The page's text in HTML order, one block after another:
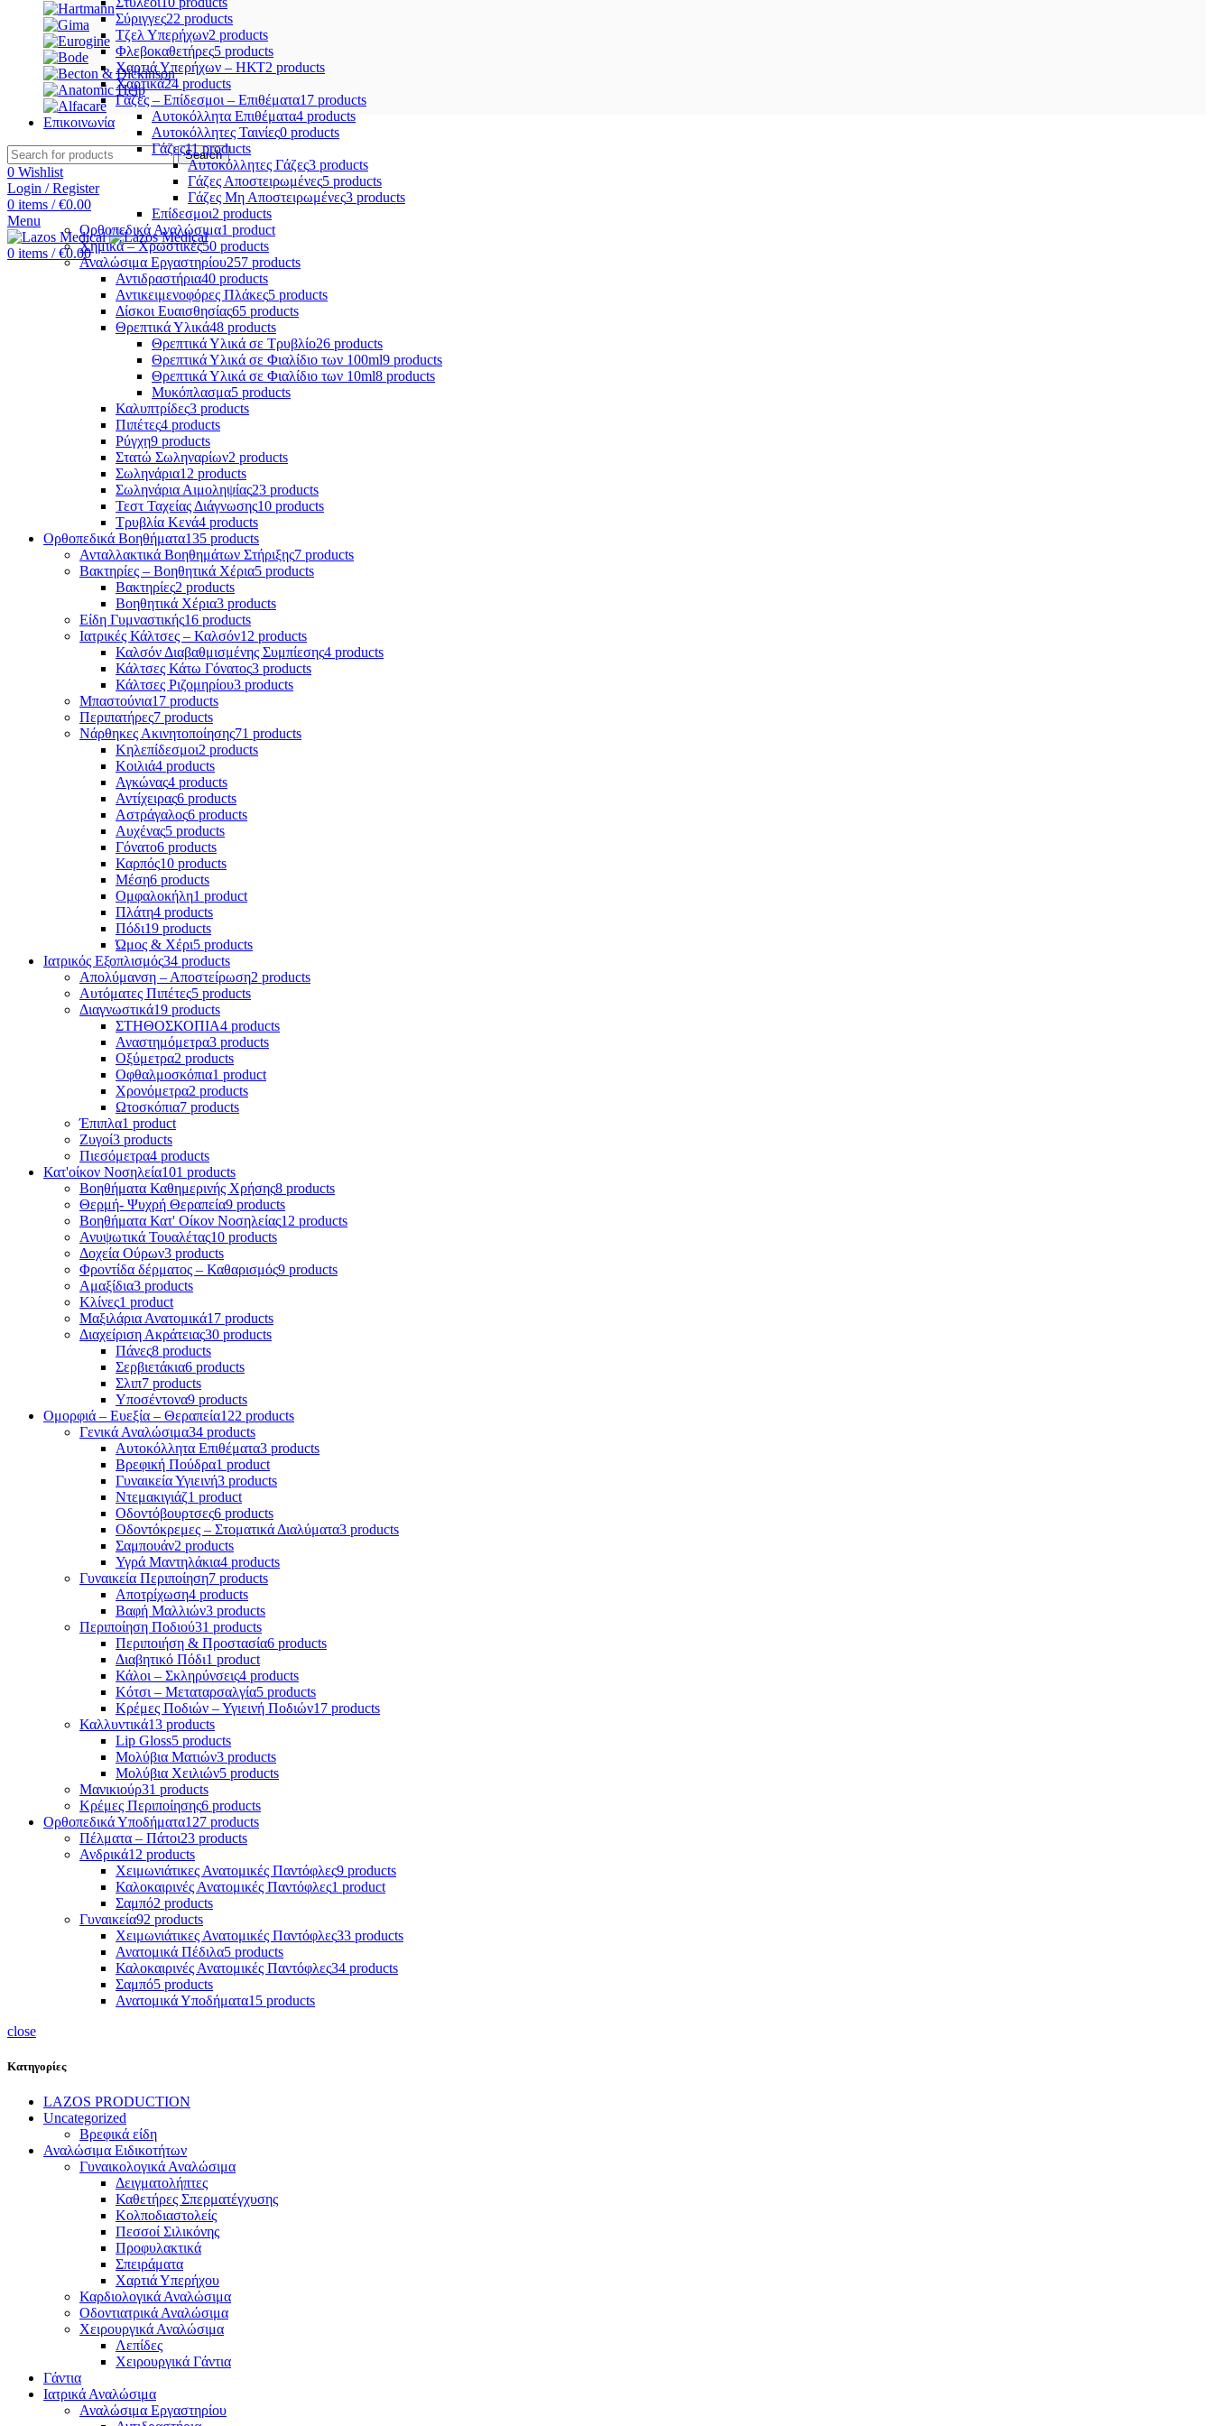
Επικοινωνία
Search
0 Wishlist
Login / Register
0 items / €0.00
Menu
0 items / €0.00
Σύριγγες22 products
Τζελ Υπερήχων2 products
Φλεβοκαθετήρες5 products
Χαρτιά Υπερήχων – ΗΚΤ2 products
Χαρτικά24 products
Γάζες – Επίδεσμοι – Επιθέματα17 products
Αυτοκόλλητα Επιθέματα4 products
Αυτοκόλλητες Ταινίες0 products
Γάζες11 products
Αυτοκόλλητες Γάζες3 products
Γάζες Αποστειρωμένες5 products
Γάζες Μη Αποστειρωμένες3 products
Επίδεσμοι2 products
Ορθοπεδικά Αναλώσιμα1 product
Χημικά – Χρωστικές50 products
Αναλώσιμα Εργαστηρίου257 products
Αντιδραστήρια40 products
Αντικειμενοφόρες Πλάκες5 products
Δίσκοι Ευαισθησίας65 products
Θρεπτικά Υλικά48 products
Θρεπτικά Υλικά σε Τρυβλίο26 products
Θρεπτικά Υλικά σε Φιαλίδιο των 100ml9 products
Θρεπτικά Υλικά σε Φιαλίδιο των 10ml8 products
Μυκόπλασμα5 products
Καλυπτρίδες3 products
Πιπέτες4 products
Ρύγχη9 products
Στατώ Σωληναρίων2 products
Σωληνάρια12 products
Σωληνάρια Αιμοληψίας23 products
Τεστ Ταχείας Διάγνωσης10 products
Τρυβλία Κενά4 products
Ορθοπεδικά Βοηθήματα135 products
Ανταλλακτικά Βοηθημάτων Στήριξης7 products
Βακτηρίες – Βοηθητικά Χέρια5 products
Βακτηρίες2 products
Βοηθητικά Χέρια3 products
Είδη Γυμναστικής16 products
Ιατρικές Κάλτσες – Καλσόν12 products
Καλσόν Διαβαθμισμένης Συμπίεσης4 products
Κάλτσες Κάτω Γόνατος3 products
Κάλτσες Ριζομηρίου3 products
Μπαστούνια17 products
Περιπατήρες7 products
Νάρθηκες Ακινητοποίησης71 products
Κηλεπίδεσμοι2 products
Κοιλιά4 products
Αγκώνας4 products
Αντίχειρας6 products
Αστράγαλος6 products
Αυχένας5 products
Γόνατο6 products
Καρπός10 products
Μέση6 products
Ομφαλοκήλη1 product
Πλάτη4 products
Πόδι19 products
Ώμος & Χέρι5 products
Ιατρικός Εξοπλισμός34 products
Απολύμανση – Αποστείρωση2 products
Αυτόματες Πιπέτες5 products
Διαγνωστικά19 products
ΣΤΗΘΟΣΚΟΠΙΑ4 products
Αναστημόμετρα3 products
Οξύμετρα2 products
Οφθαλμοσκόπια1 product
Χρονόμετρα2 products
Ωτοσκόπια7 products
Έπιπλα1 product
Ζυγοί3 products
Πιεσόμετρα4 products
Κατ'οίκον Νοσηλεία101 products
Βοηθήματα Καθημερινής Χρήσης8 products
Θερμή- Ψυχρή Θεραπεία9 products
Βοηθήματα Κατ' Οίκον Νοσηλείας12 products
Ανυψωτικά Τουαλέτας10 products
Δοχεία Ούρων3 products
Φροντίδα δέρματος – Καθαρισμός9 products
Αμαξίδια3 products
Κλίνες1 product
Μαξιλάρια Ανατομικά17 products
Διαχείριση Ακράτειας30 products
Πάνες8 products
Σερβιετάκια6 products
Σλιπ7 products
Υποσέντονα9 products
Ομορφιά – Ευεξία – Θεραπεία122 products
Γενικά Αναλώσιμα34 products
Αυτοκόλλητα Επιθέματα3 products
Βρεφική Πούδρα1 product
Γυναικεία Υγιεινή3 products
Ντεμακιγιάζ1 product
Οδοντόβουρτσες6 products
Οδοντόκρεμες – Στοματικά Διαλύματα3 products
Σαμπουάν2 products
Υγρά Μαντηλάκια4 products
Γυναικεία Περιποίηση7 products
Αποτρίχωση4 products
Βαφή Μαλλιών3 products
Περιποίηση Ποδιού31 products
Περιποιήση & Προστασία6 products
Διαβητικό Πόδι1 product
Κάλοι – Σκληρύνσεις4 products
Κότσι – Μεταταρσαλγία5 products
Κρέμες Ποδιών – Υγιεινή Ποδιών17 products
Καλλυντικά13 products
Lip Gloss5 products
Μολύβια Ματιών3 products
Μολύβια Χειλιών5 products
Μανικιούρ31 products
Κρέμες Περιποίησης6 products
Ορθοπεδικά Υποδήματα127 products
Πέλματα – Πάτοι23 products
Ανδρικά12 products
Χειμωνιάτικες Ανατομικές Παντόφλες9 products
Καλοκαιρινές Ανατομικές Παντόφλες1 product
Σαμπό2 products
Γυναικεία92 products
Χειμωνιάτικες Ανατομικές Παντόφλες33 products
Ανατομικά Πέδιλα5 products
Καλοκαιρινές Ανατομικές Παντόφλες34 products
Σαμπό5 products
Ανατομικά Υποδήματα15 products
close
Κατηγορίες
LAZOS PRODUCTION
Uncategorized
Βρεφικά είδη
Αναλώσιμα Ειδικοτήτων
Γυναικολογικά Αναλώσιμα
Δειγματολήπτες
Καθετήρες Σπερματέγχυσης
Κολποδιαστολείς
Πεσσοί Σιλικόνης
Προφυλακτικά
Σπειράματα
Χαρτιά Υπερήχου
Καρδιολογικά Αναλώσιμα
Οδοντιατρικά Αναλώσιμα
Χειρουργικά Αναλώσιμα
Λεπίδες
Χειρουργικά Γάντια
Γάντια
Ιατρικά Αναλώσιμα
Αναλώσιμα Εργαστηρίου